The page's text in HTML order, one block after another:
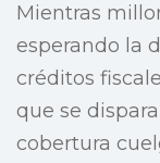
Mientras
esperando la
créditos
que se
cobertura